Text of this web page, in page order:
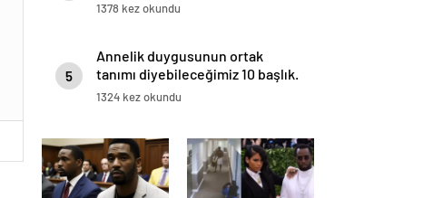
1378 kez okundu
5
Annelik duygusunun ortak
tanımı diyebileceğimiz 10 başlık.
1324 kez okundu